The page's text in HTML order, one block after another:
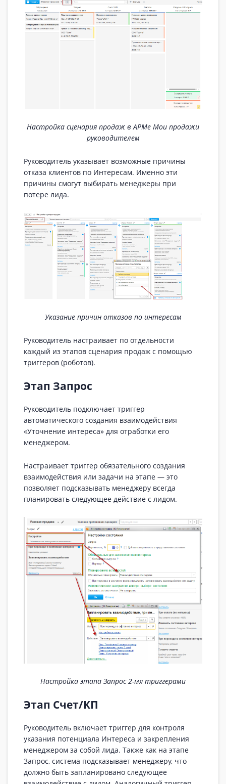
Настройка сценария продаж в АРМе Мои продажи
руководителем
Руководитель указывает возможные причины
отказа клиентов по Интересам. Именно эти
причины смогут выбирать менеджеры при
потере лида.
Указание причин отказов по интересам
Руководитель настраивает по отдельности
каждый из этапов сценария продаж с помощью
триггеров (роботов).
Этап Запрос
Руководитель подключает триггер
автоматического создания взаимодействия
«Уточнение интереса» для отработки его
менеджером.
Настраивает триггер обязательного создания
взаимодействия или задачи на этапе — это
позволяет подсказывать менеджеру всегда
планировать следующее действие с лидом.
Настройка этапа Запрос 2-мя триггерами
Этап Счет/КП
Руководитель включает триггер для контроля
указания потенциала Интереса и закрепления
менеджером за собой лида. Также как на этапе
Запрос, система подсказывает менеджеру, что
должно быть запланировано следующее